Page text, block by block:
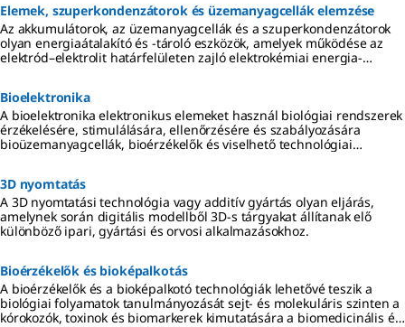
Elemek, szuperkondenzátorok és üzemanyagcellák elemzése
Az akkumulátorok, az üzemanyagcellák és a szuperkondenzátorok
olyan energiaátalakító és -tároló eszközök, amelyek működése az
elektród–elektrolit határfelületen zajló elektrokémiai energia-
Bioelektronika
A bioelektronika elektronikus elemeket használ biológiai rendszerek
érzékelésére, stimulálására, ellenőrzésére és szabályozására
bioüzemanyagcellák, bioérzékelők és viselhető technológiai
3D nyomtatás
A 3D nyomtatási technológia vagy additív gyártás olyan eljárás,
amelynek során digitális modellből 3D-s tárgyakat állítanak elő
különböző ipari, gyártási és orvosi alkalmazásokhoz.
Bioérzékelők és bioképalkotás
A bioérzékelők és a bioképalkotó technológiák lehetővé teszik a
biológiai folyamatok tanulmányozását sejt- és molekuláris szinten a
kórokozók, toxinok és biomarkerek kimutatására a biomedicinális és